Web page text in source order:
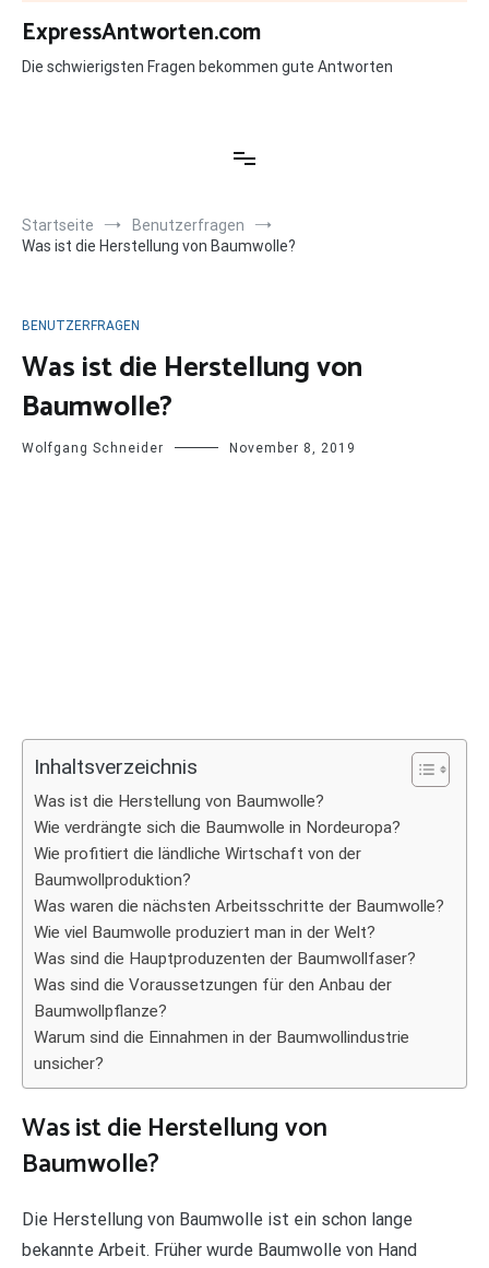
Zum
Inhalt
springen
ExpressAntworten.com
Die schwierigsten Fragen bekommen gute Antworten
Startseite
Benutzerfragen
Was ist die Herstellung von Baumwolle?
BENUTZERFRAGEN
Was ist die Herstellung von
Baumwolle?
Wolfgang Schneider November 8, 2019
Inhaltsverzeichnis
Was ist die Herstellung von Baumwolle?
Wie verdrängte sich die Baumwolle in Nordeuropa?
Wie profitiert die ländliche Wirtschaft von der
Baumwollproduktion?
Was waren die nächsten Arbeitsschritte der Baumwolle?
Wie viel Baumwolle produziert man in der Welt?
Was sind die Hauptproduzenten der Baumwollfaser?
Was sind die Voraussetzungen für den Anbau der
Baumwollpflanze?
Warum sind die Einnahmen in der Baumwollindustrie
unsicher?
Was ist die Herstellung von
Baumwolle?
Die Herstellung von Baumwolle ist ein schon lange
bekannte Arbeit. Früher wurde Baumwolle von Hand